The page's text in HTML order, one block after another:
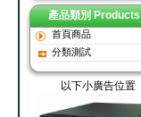
產品類別 Products
首頁商品
分類測試
以下小廣告位置